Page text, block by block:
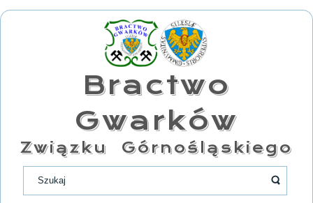
Bractwo
Gwarków
Związku Górnośląskiego